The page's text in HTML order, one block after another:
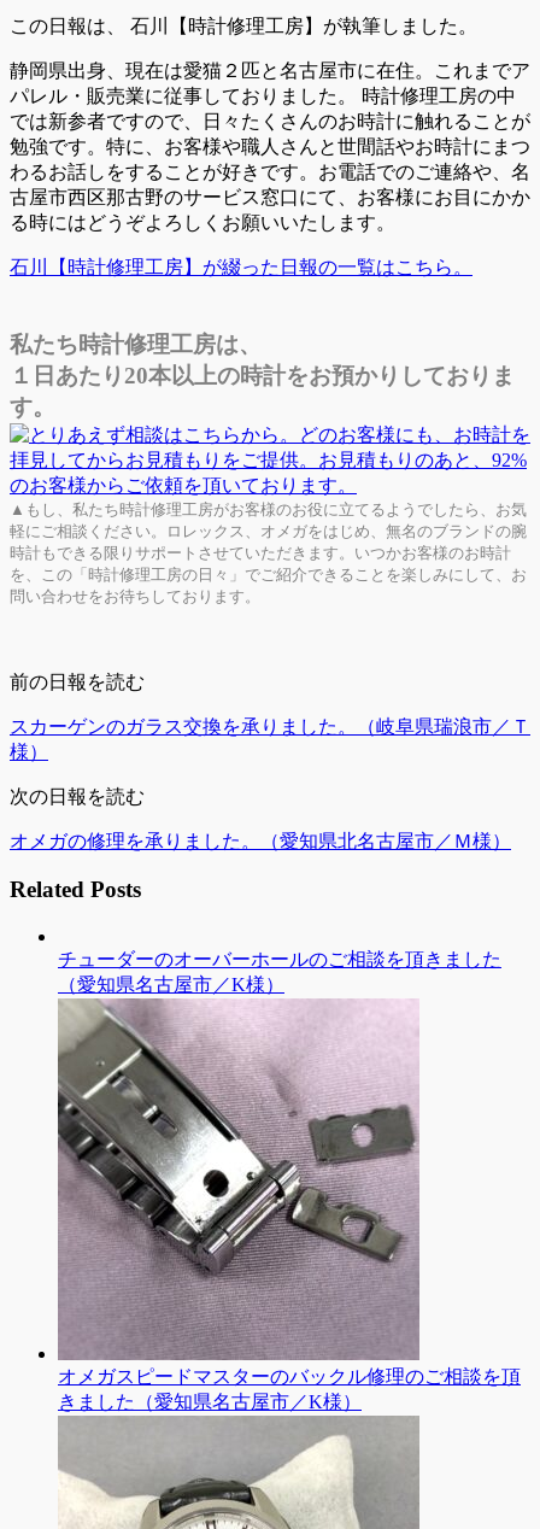
この日報は、 石川【時計修理工房】が執筆しました。
静岡県出身、現在は愛猫２匹と名古屋市に在住。これまでア
パレル・販売業に従事しておりました。 時計修理工房の中
では新参者ですので、日々たくさんのお時計に触れることが
勉強です。特に、お客様や職人さんと世間話やお時計にまつ
わるお話しをすることが好きです。お電話でのご連絡や、名
古屋市西区那古野のサービス窓口にて、お客様にお目にかか
る時にはどうぞよろしくお願いいたします。
石川【時計修理工房】が綴った日報の一覧はこちら。
私たち時計修理工房は、
１日あたり20本以上の時計をお預かりしておりま
す。
▲もし、私たち時計修理工房がお客様のお役に立てるようでしたら、お気
軽にご相談ください。ロレックス、オメガをはじめ、無名のブランドの腕
時計もできる限りサポートさせていただきます。いつかお客様のお時計
を、この「時計修理工房の日々」でご紹介できることを楽しみにして、お
問い合わせをお待ちしております。
前の日報を読む
スカーゲンのガラス交換を承りました。（岐阜県瑞浪市／Ｔ
様）
次の日報を読む
オメガの修理を承りました。（愛知県北名古屋市／Ｍ様）
Related Posts
チューダーのオーバーホールのご相談を頂きました
（愛知県名古屋市／K様）
オメガスピードマスターのバックル修理のご相談を頂
きました（愛知県名古屋市／K様）